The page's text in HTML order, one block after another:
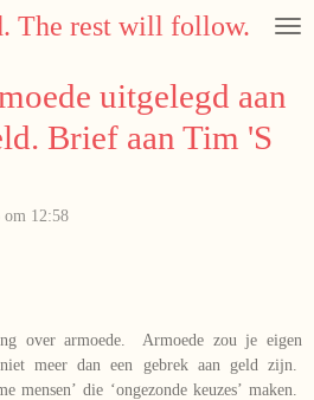
The rest will follow.
uitgelegd aan
Brief aan Tim 'S
om 12:58
over armoede. Armoede zou je eigen
meer dan een gebrek aan geld zijn.
mensen’ die ‘ongezonde keuzes’ maken.